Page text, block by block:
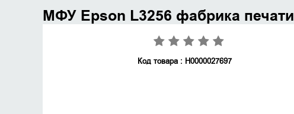
МФУ Epson L3256 фабрика печати
Код товара : Н0000027697